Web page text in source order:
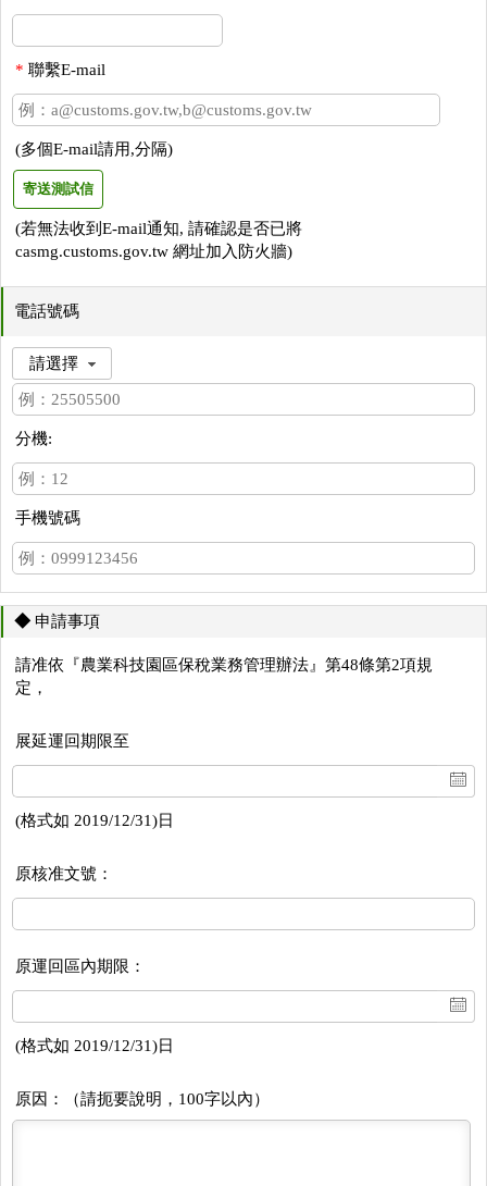
* 聯繫E-mail
(多個E-mail請用,分隔)
寄送測試信
(若無法收到E-mail通知, 請確認是否已將
casmg.customs.gov.tw 網址加入防火牆)
電話號碼
分機:
手機號碼
◆ 申請事項
請准依『農業科技園區保稅業務管理辦法』第48條第2項規
定，
展延運回期限至
(格式如 2019/12/31)日
原核准文號：
原運回區內期限：
(格式如 2019/12/31)日
原因：（請扼要說明，100字以內）